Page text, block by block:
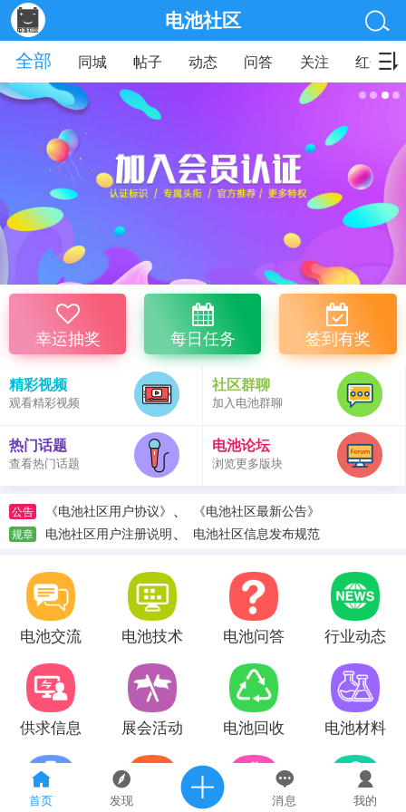
首页 发现 消息 我的
电池社区
全部
同城 帖子 动态 问答 关注 红包
幸运抽奖 每日任务 签到有奖
精彩视频
观看精彩视频
社区群聊
加入电池群聊
热门话题
查看热门话题
电池论坛
浏览更多版块
公告 《电池社区用户协议》 、 《电池社区最新公告》
规章 电池社区用户注册说明、 电池社区信息发布规范
电池交流 电池技术 电池问答 行业动态
供求信息 展会活动 电池回收 电池材料